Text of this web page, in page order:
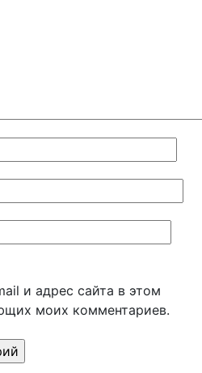
и адрес сайта в этом
моих комментариев.